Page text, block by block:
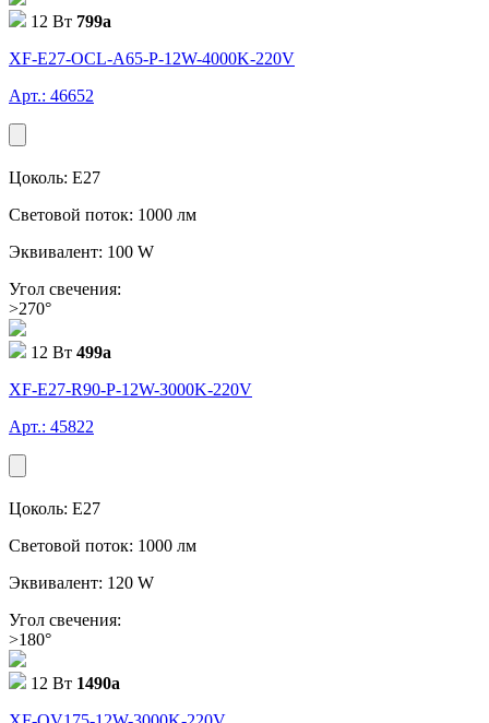
12 Вт 799a
XF-E27-OCL-A65-P-12W-4000K-220V
Арт.: 46652
Цоколь: E27
Световой поток: 1000 лм
Эквивалент: 100 W
Угол свечения:
>270°
12 Вт 499a
XF-E27-R90-P-12W-3000K-220V
Арт.: 45822
Цоколь: E27
Световой поток: 1000 лм
Эквивалент: 120 W
Угол свечения:
>180°
12 Вт 1490a